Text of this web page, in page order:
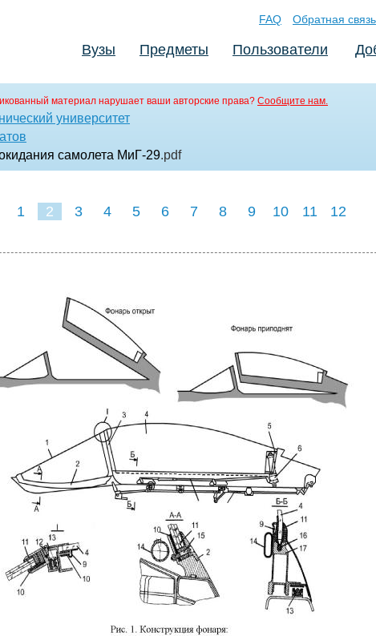
FAQ Обратная связь
Вузы Предметы Пользователи
материал нарушает ваши авторские права? Сообщите нам.
университет
самолета МиГ-29.pdf
1 2 3 4 5 6 7 8 9 10 11 12